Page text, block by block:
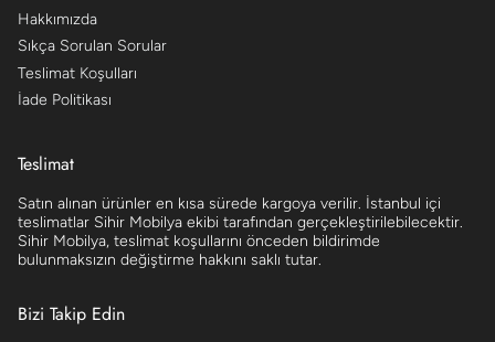
Hakkımızda
Sıkça Sorulan Sorular
Teslimat Koşulları
İade Politikası
Teslimat
Satın alınan ürünler en kısa sürede kargoya verilir. İstanbul içi
teslimatlar Sihir Mobilya ekibi tarafından gerçekleştirilebilecektir.
Sihir Mobilya, teslimat koşullarını önceden bildirimde
bulunmaksızın değiştirme hakkını saklı tutar.
Bizi Takip Edin